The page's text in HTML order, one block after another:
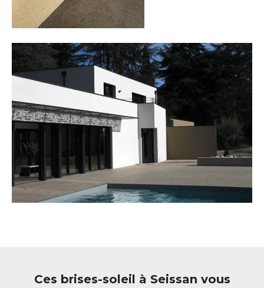
Ces brises-soleil à Seissan vous